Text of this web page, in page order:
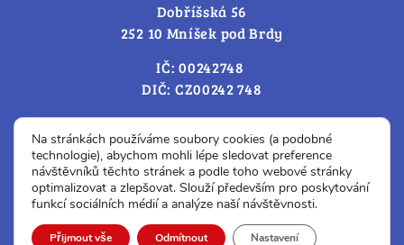
Dobříšská 56
252 10 Mníšek pod Brdy
IČ: 00242748
DIČ: CZ00242 748
Cookies – změna souhlasu
Prohlášení o přístupnosti
© Všechna práva vyhrazena.
Na stránkách používáme soubory cookies (a podobné
technologie), abychom mohli lépe sledovat preference
návštěvníků těchto stránek a podle toho webové stránky
optimalizovat a zlepšovat. Slouží především pro poskytování
funkcí sociálních médií a analýze naší návštěvnosti.
Přijmout vše Odmítnout Nastavení